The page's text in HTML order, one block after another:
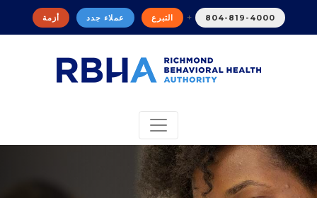
أزمة عملاء جدد التبرع + 804-819-4000